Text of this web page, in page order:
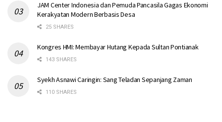
JAM Center Indonesia dan Pemuda Pancasila Gagas Ekonomi
Kerakyatan Modern Berbasis Desa
25 SHARES
Kongres HMI: Membayar Hutang Kepada Sultan Pontianak
143 SHARES
Syekh Asnawi Caringin: Sang Teladan Sepanjang Zaman
110 SHARES